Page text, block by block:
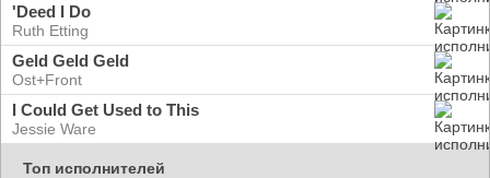
'Deed I Do
Ruth Etting
Geld Geld Geld
Ost+Front
I Could Get Used to This
Jessie Ware
Топ исполнителей